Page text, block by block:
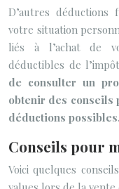
D’autres
votre situation
liés à l’achat de
déductibles de
de consulter un
obtenir des conseils
déductions possibles.
Conseils pour
Voici quelques